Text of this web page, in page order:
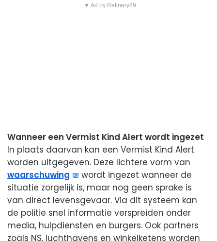
▼ Ad by Refinery89
Wanneer een Vermist Kind Alert wordt ingezet
In plaats daarvan kan een Vermist Kind Alert
worden uitgegeven. Deze lichtere vorm van
waarschuwing
wordt ingezet wanneer de
situatie zorgelijk is, maar nog geen sprake is
van direct levensgevaar. Via dit systeem kan
de politie snel informatie verspreiden onder
media, hulpdiensten en burgers. Ook partners
zoals NS, luchthavens en winkelketens worden